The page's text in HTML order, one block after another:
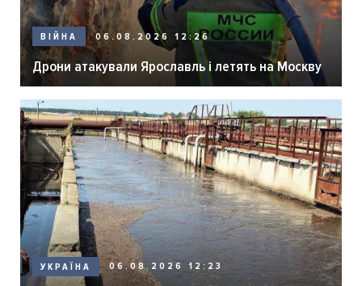
ВІЙНА 06.08.2026 12:26
Дрони атакували Ярославль і летять на Москву
УКРАЇНА 06.08.2026 12:23